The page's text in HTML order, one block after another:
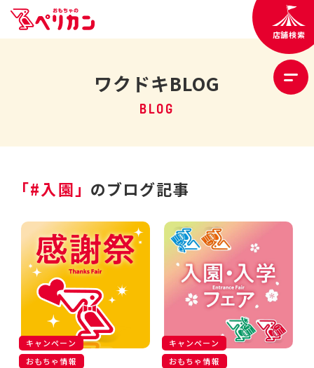
店舗検索
ワクドキBLOG
BLOG
「#入園」 のブログ記事
キャンペーン
おもちゃ情報
キャンペーン
おもちゃ情報